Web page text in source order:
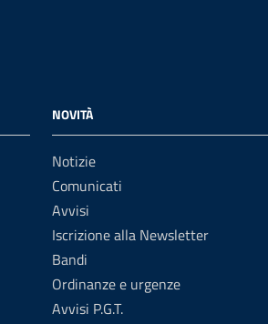
NOVITÀ
Notizie
Comunicati
Avvisi
Iscrizione alla Newsletter
Bandi
Ordinanze e urgenze
Avvisi P.G.T.